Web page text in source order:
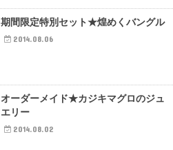
期間限定特別セット★煌めくバングル
2014.08.06
オーダーメイド★カジキマグロのジュ
エリー
2014.08.02